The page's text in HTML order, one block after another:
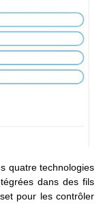
quatre technologies
dans des fils
pour les contrôler